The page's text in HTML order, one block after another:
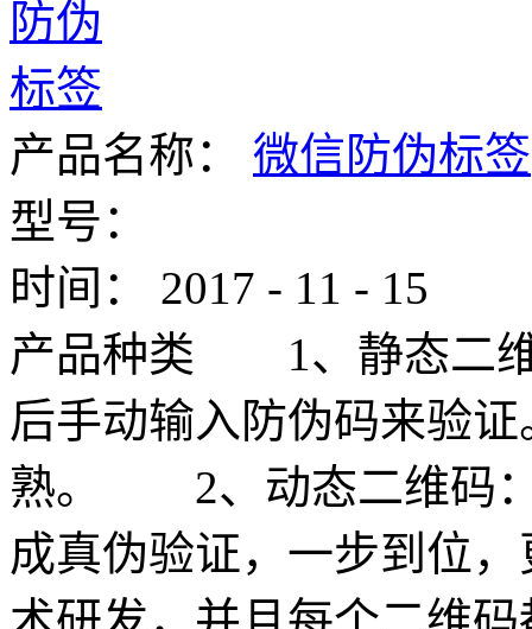
产品名称：
微信防伪标签
型号：
时间：
2017 - 11 - 15
产品种类 1、静态二维
后手动输入防伪码来验
熟。 2、动态二维码：
成真伪验证，一步到位